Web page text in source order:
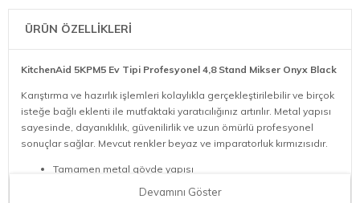
ÜRÜN ÖZELLİKLERİ
KitchenAid 5KPM5 Ev Tipi Profesyonel 4,8 Stand Mikser Onyx Black
Karıştırma ve hazırlık işlemleri kolaylıkla gerçekleştirilebilir ve birçok
isteğe bağlı eklenti ile mutfaktaki yaratıcılığınız artırılır. Metal yapısı
sayesinde, dayanıklılık, güvenilirlik ve uzun ömürlü profesyonel
sonuçlar sağlar. Mevcut renkler beyaz ve imparatorluk kırmızısıdır.
Tamamen metal gövde yapısı
Paslanmaz çelik kase
Devamını Göster